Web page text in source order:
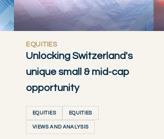
EQUITIES
Unlocking Switzerland's
unique small & mid-cap
opportunity
EQUITIES EQUITIES
VIEWS AND ANALYSIS